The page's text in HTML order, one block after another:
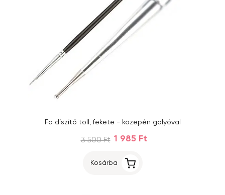
Fa díszítő toll, fekete - közepén golyóval
3 500 Ft 1 985 Ft
Kosárba